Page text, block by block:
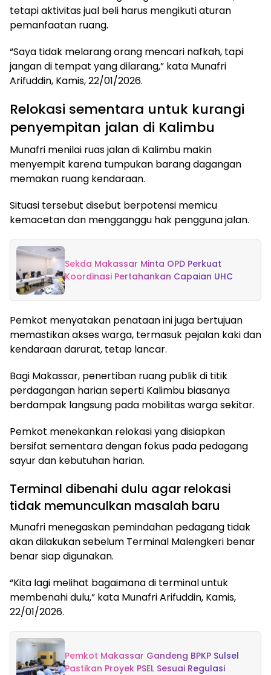
tetapi aktivitas jual beli harus mengikuti aturan
pemanfaatan ruang.
“Saya tidak melarang orang mencari nafkah, tapi
jangan di tempat yang dilarang,” kata Munafri
Arifuddin, Kamis, 22/01/2026.
Relokasi sementara untuk kurangi
penyempitan jalan di Kalimbu
Munafri menilai ruas jalan di Kalimbu makin
menyempit karena tumpukan barang dagangan
memakan ruang kendaraan.
Situasi tersebut disebut berpotensi memicu
kemacetan dan mengganggu hak pengguna jalan.
Sekda Makassar Minta OPD Perkuat
Koordinasi Pertahankan Capaian UHC
Pemkot menyatakan penataan ini juga bertujuan
memastikan akses warga, termasuk pejalan kaki dan
kendaraan darurat, tetap lancar.
Bagi Makassar, penertiban ruang publik di titik
perdagangan harian seperti Kalimbu biasanya
berdampak langsung pada mobilitas warga sekitar.
Pemkot menekankan relokasi yang disiapkan
bersifat sementara dengan fokus pada pedagang
sayur dan kebutuhan harian.
Terminal dibenahi dulu agar relokasi
tidak memunculkan masalah baru
Munafri menegaskan pemindahan pedagang tidak
akan dilakukan sebelum Terminal Malengkeri benar
benar siap digunakan.
“Kita lagi melihat bagaimana di terminal untuk
membenahi dulu,” kata Munafri Arifuddin, Kamis,
22/01/2026.
Pemkot Makassar Gandeng BPKP Sulsel
Pastikan Proyek PSEL Sesuai Regulasi